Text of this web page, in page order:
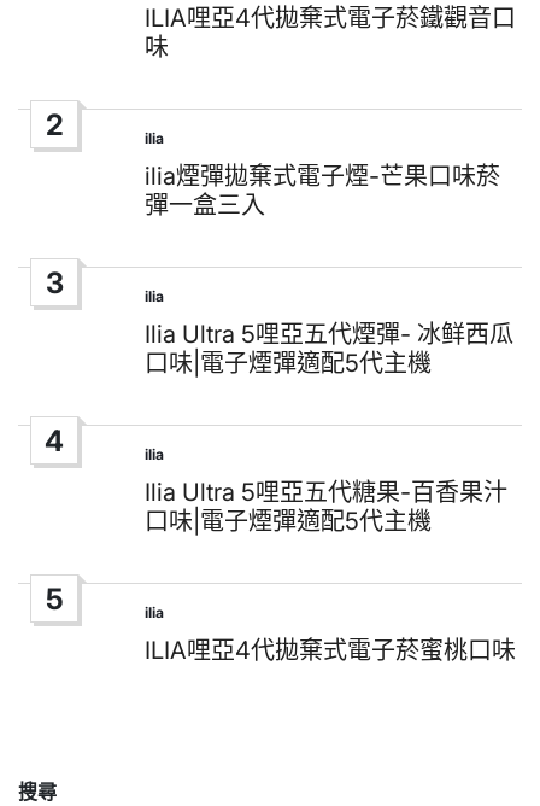
in
ILIA哩亞4代拋棄式電子菸鐵觀音口
味
2
Posted
in
ilia
ilia煙彈拋棄式電子煙-芒果口味菸
彈一盒三入
3
Posted
in
ilia
Ilia Ultra 5哩亞五代煙彈- 冰鲜西瓜
口味|電子煙彈適配5代主機
4
Posted
in
ilia
Ilia Ultra 5哩亞五代糖果-百香果汁
口味|電子煙彈適配5代主機
5
Posted
in
ilia
ILIA哩亞4代拋棄式電子菸蜜桃口味
搜尋